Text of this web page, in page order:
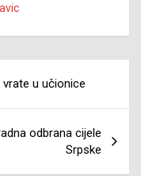
u učionice
odbrana cijele
Srpske